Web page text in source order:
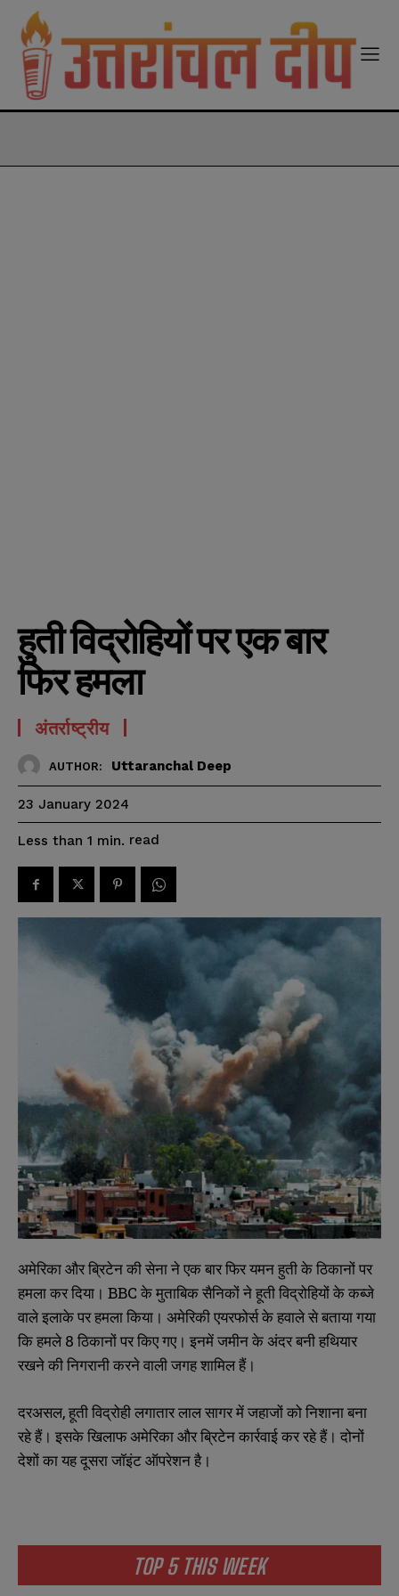
TOP 5 THIS WEEK
हुती विद्रोहियों पर एक बार
फिर हमला
अंतर्राष्ट्रीय
AUTHOR: Uttaranchal Deep
23 January 2024
Less than 1 min. read
अमेरिका और ब्रिटेन की सेना ने एक बार फिर यमन हुती के ठिकानों पर
हमला कर दिया। BBC के मुताबिक सैनिकों ने हूती विद्रोहियों के कब्जे
वाले इलाके पर हमला किया। अमेरिकी एयरफोर्स के हवाले से बताया गया
कि हमले 8 ठिकानों पर किए गए। इनमें जमीन के अंदर बनी हथियार
रखने की निगरानी करने वाली जगह शामिल हैं।
दरअसल, हूती विद्रोही लगातार लाल सागर में जहाजों को निशाना बना
रहे हैं। इसके खिलाफ अमेरिका और ब्रिटेन कार्रवाई कर रहे हैं। दोनों
देशों का यह दूसरा जॉइंट ऑपरेशन है।